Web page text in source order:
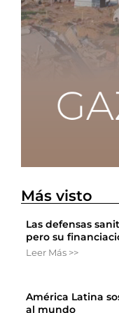
Más visto
Las defensas
pero su
Leer Más >>
América Latina
al mundo